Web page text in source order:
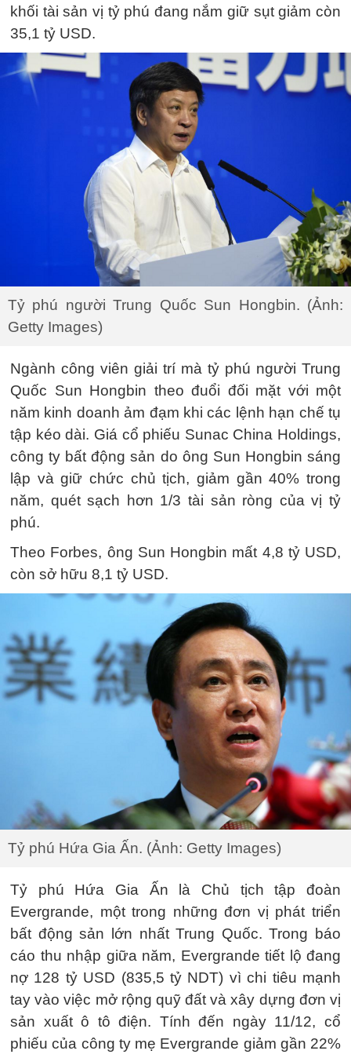
khối tài sản vị tỷ phú đang nắm giữ sụt giảm còn
35,1 tỷ USD.
Tỷ phú người Trung Quốc Sun Hongbin. (Ảnh:
Getty Images)
Ngành công viên giải trí mà tỷ phú người Trung
Quốc Sun Hongbin theo đuổi đối mặt với một
năm kinh doanh ảm đạm khi các lệnh hạn chế tụ
tập kéo dài. Giá cổ phiếu Sunac China Holdings,
công ty bất động sản do ông Sun Hongbin sáng
lập và giữ chức chủ tịch, giảm gần 40% trong
năm, quét sạch hơn 1/3 tài sản ròng của vị tỷ
phú.
Theo Forbes, ông Sun Hongbin mất 4,8 tỷ USD,
còn sở hữu 8,1 tỷ USD.
Tỷ phú Hứa Gia Ấn. (Ảnh: Getty Images)
Tỷ phú Hứa Gia Ấn là Chủ tịch tập đoàn
Evergrande, một trong những đơn vị phát triển
bất động sản lớn nhất Trung Quốc. Trong báo
cáo thu nhập giữa năm, Evergrande tiết lộ đang
nợ 128 tỷ USD (835,5 tỷ NDT) vì chi tiêu mạnh
tay vào việc mở rộng quỹ đất và xây dựng đơn vị
sản xuất ô tô điện. Tính đến ngày 11/12, cổ
phiếu của công ty mẹ Evergrande giảm gần 22%